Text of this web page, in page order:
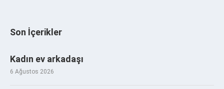
Son İçerikler
Kadın ev arkadaşı
6 Ağustos 2026